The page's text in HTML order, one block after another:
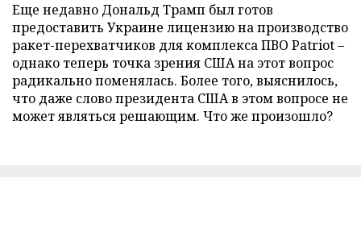
Еще недавно Дональд Трамп был готов
предоставить Украине лицензию на производство
ракет-перехватчиков для комплекса ПВО Patriot –
однако теперь точка зрения США на этот вопрос
радикально поменялась. Более того, выяснилось,
что даже слово президента США в этом вопросе не
может являться решающим. Что же произошло?